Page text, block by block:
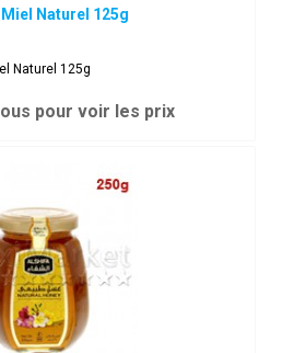
Naturel 125g
Naturel 125g
pour voir les prix